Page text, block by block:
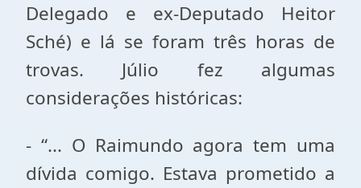
Delegado e ex-Deputado Heitor
Sché) e lá se foram três horas de
trovas. Júlio fez algumas
considerações históricas:
- “... O Raimundo agora tem uma
dívida comigo. Estava prometido a